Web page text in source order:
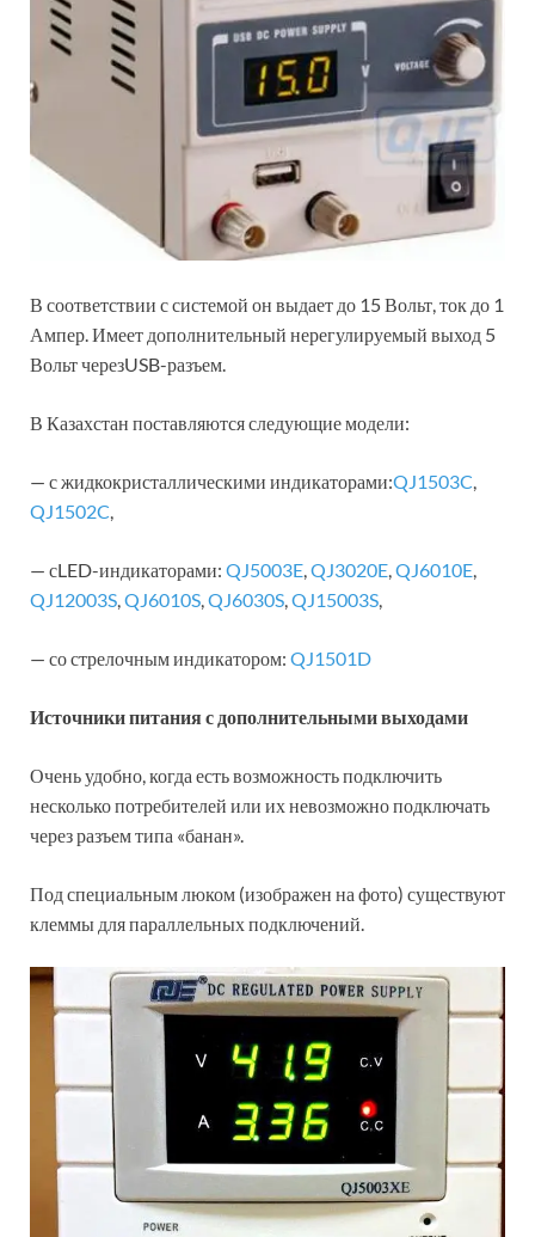
В соответствии с системой он выдает до 15 Вольт, ток до 1
Ампер. Имеет дополнительный нерегулируемый выход 5
Вольт черезUSB-разъем.
В Казахстан поставляются следующие модели:
— с жидкокристаллическими индикаторами:QJ1503C,
QJ1502C,
— сLED-индикаторами: QJ5003E,QJ3020E,QJ6010E,
QJ12003S,QJ6010S,QJ6030S,QJ15003S,
— со стрелочным индикатором: QJ1501D
Источники питания с дополнительными выходами
Очень удобно, когда есть возможность подключить
несколько потребителей или их невозможно подключать
через разъем типа «банан».
Под специальным люком (изображен на фото) существуют
клеммы для параллельных подключений.